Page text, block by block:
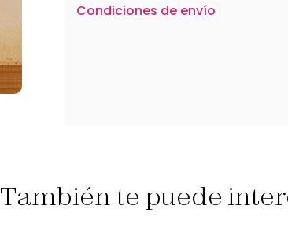
Condiciones de envío
También te puede